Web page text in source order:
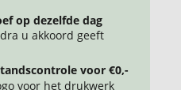
op dezelfde dag
u akkoord geeft
voor €0,-
voor het drukwerk